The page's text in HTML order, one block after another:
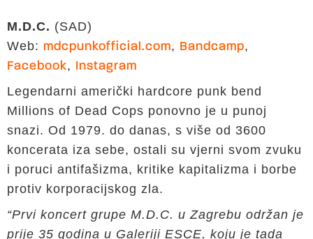
M.D.C. (SAD)
Web: mdcpunkofficial.com, Bandcamp,
Facebook, Instagram
Legendarni američki hardcore punk bend
Millions of Dead Cops ponovno je u punoj
snazi. Od 1979. do danas, s više od 3600
koncerata iza sebe, ostali su vjerni svom zvuku
i poruci antifašizma, kritike kapitalizma i borbe
protiv korporacijskog zla.
“Prvi koncert grupe M.D.C. u Zagrebu održan je
prije 35 godina u Galeriji ESCE, koju je tada